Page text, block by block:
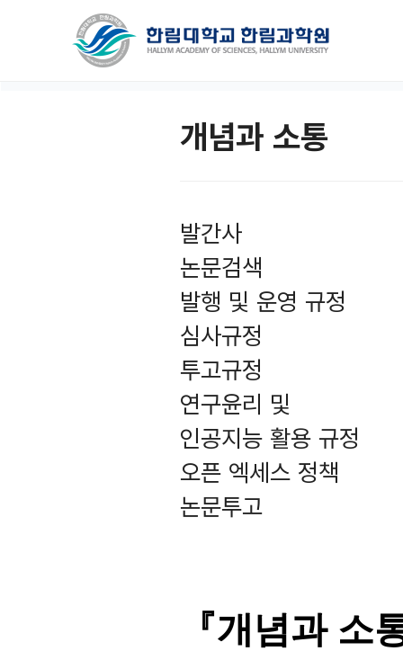
개념과 소통
발간사
논문검색
발행 및 운영 규정
심사규정
투고규정
연구윤리 및
인공지능 활용 규정
오픈 엑세스 정책
논문투고
『개념과 소